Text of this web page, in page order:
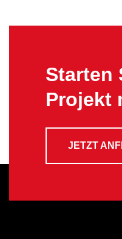
Starten
Projekt
JETZT